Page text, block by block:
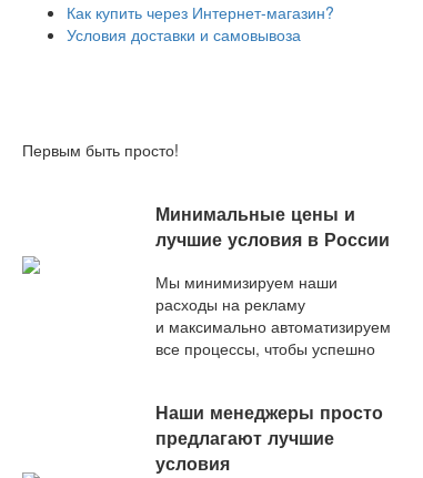
Как купить через Интернет-магазин?
Условия доставки и самовывоза
Первым быть просто!
Минимальные цены и
лучшие условия в России
Мы минимизируем наши
расходы на рекламу
и максимально автоматизируем
все процессы, чтобы успешно
на рынке.
Наши менеджеры просто
предлагают лучшие
условия